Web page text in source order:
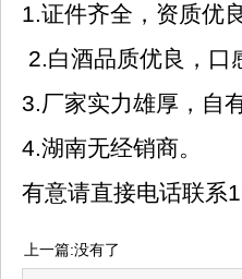
1.证件齐全，资质优良
2.白酒品质优良，口
3.厂家实力雄厚，自
4.湖南无经销商。
有意请直接电话联系
上一篇:没有了